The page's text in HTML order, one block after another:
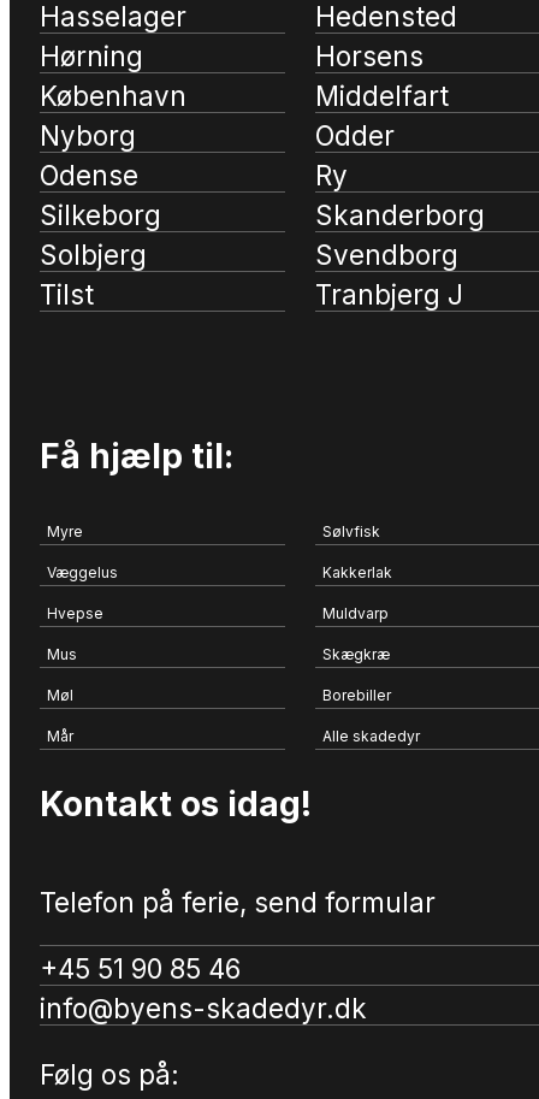
Hasselager
Hedensted
Hørning
Horsens
København
Middelfart
Nyborg
Odder
Odense
Ry
Silkeborg
Skanderborg
Solbjerg
Svendborg
Tilst
Tranbjerg J
Få hjælp til:
Myre Sølvfisk
Væggelus Kakkerlak
Hvepse Muldvarp
Mus Skægkræ
Møl Borebiller
Mår Alle skadedyr
Kontakt os idag!
Telefon på ferie, send formular
+45 51 90 85 46
info@byens-skadedyr.dk
Følg os på: